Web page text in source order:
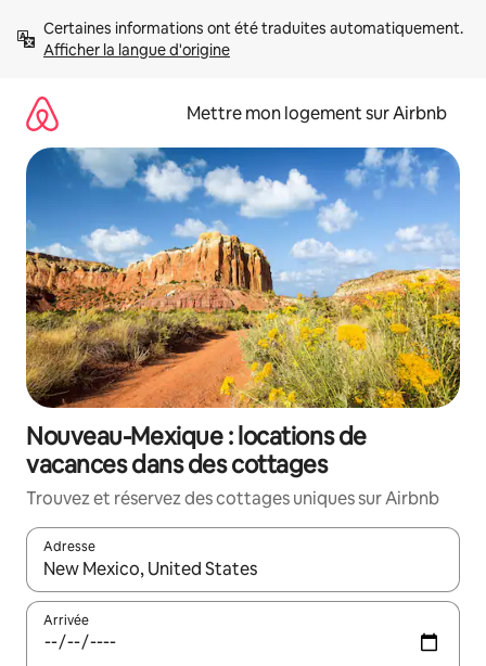
directement
Afficher la langue d'origine
Mettre mon logement sur Airbnb
Nouveau-Mexique : locations de
vacances dans des cottages
Trouvez et réservez des cottages uniques sur Airbnb
Adresse
Lorsque les résultats s'affichent, utilisez les flèches vers le
Arrivée